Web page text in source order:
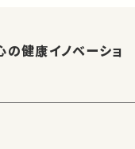
健康イノベーショ